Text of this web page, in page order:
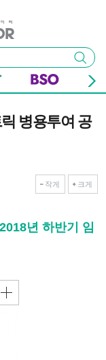
검색
병용투여 공
작게 크게
년 하반기 임